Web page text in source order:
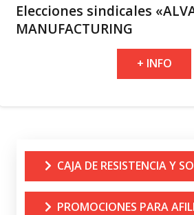
Elecciones sindicales
MANUFACTURING
+ INFO
CAJA DE RESISTENCIA Y
PROMOCIONES PARA